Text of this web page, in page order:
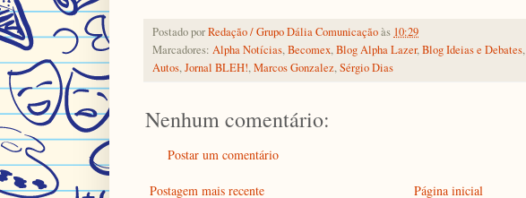
Postado porRedação / Grupo Dália Comunicaçãoàs 10:29
Marcadores: Alpha Notícias,Becomex,Blog Alpha Lazer,Blog Ideias e Debates,
Autos,Jornal BLEH!,Marcos Gonzalez,Sérgio Dias
Nenhum comentário:
Postar um comentário
Postagem mais recente
Página inicial